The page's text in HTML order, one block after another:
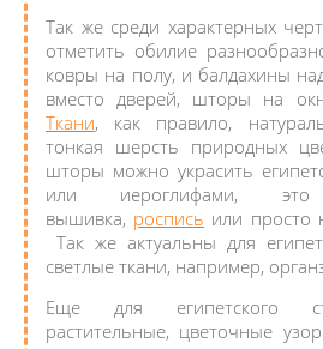
Так же среди характерных
отметить обилие
ковры на полу, и балдахины
вместо дверей, шторы на
Ткани, как правило,
тонкая шерсть природных
шторы можно украсить
или иероглифами,
вышивка, роспись или просто
Так же актуальны для
светлые ткани, например,
Еще для египетского
растительные, цветочные